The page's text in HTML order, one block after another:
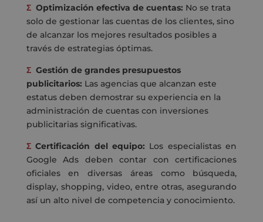
Σ Optimización efectiva de cuentas: No se trata
solo de gestionar las cuentas de los clientes, sino
de alcanzar los mejores resultados posibles a
través de estrategias óptimas.
Σ Gestión de grandes presupuestos
publicitarios: Las agencias que alcanzan este
estatus deben demostrar su experiencia en la
administración de cuentas con inversiones
publicitarias significativas.
ΣCertificación del equipo: Los especialistas en
Google Ads deben contar con certificaciones
oficiales en diversas áreas como búsqueda,
display, shopping, video, entre otras, asegurando
así un alto nivel de competencia y conocimiento.